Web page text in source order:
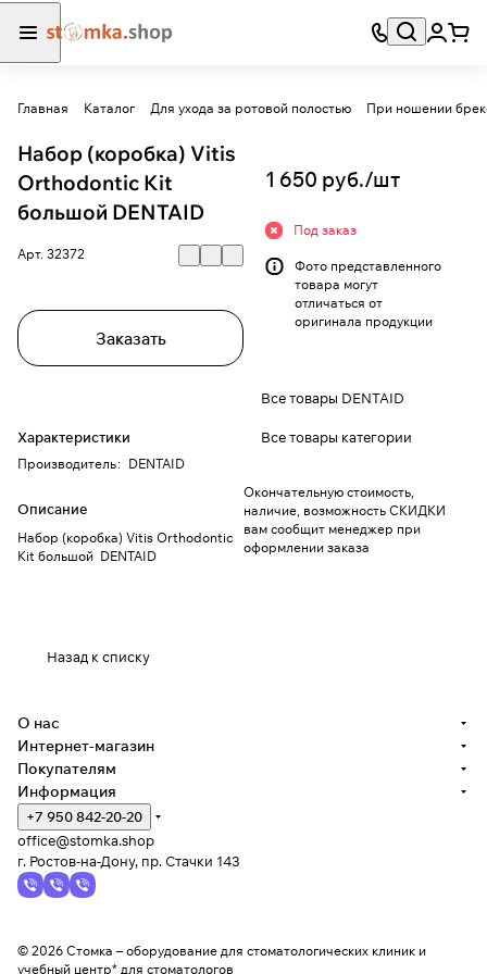
Главная Каталог Для ухода за ротовой полостью При ношении
Набор (коробка) Vitis
Orthodontic Kit
большой DENTAID
Арт. 32372
Заказать
Характеристики
Производитель: DENTAID
Описание
Набор (коробка) Vitis Orthodontic
Kit большой DENTAID
1 650 руб./шт
Под заказ
Фото представленного
товара могут
отличаться от
оригинала продукции
Все товары DENTAID
Все товары категории
Окончательную стоимость,
наличие, возможность СКИДКИ
вам сообщит менеджер при
оформлении заказа
Назад к списку
О нас
Интернет-магазин
Покупателям
Информация
+7 950 842-20-20
office@stomka.shop
г. Ростов-на-Дону, пр. Стачки 143
© 2026 Стомка – оборудование для стоматологических клиник и
учебный центр* для стоматологов